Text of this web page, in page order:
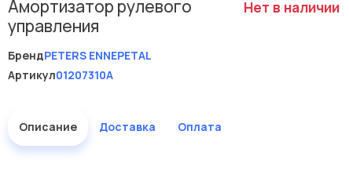
Амортизатор рулевого
управления
БрендPETERS ENNEPETAL
Артикул01207310A
Нет в наличии
Описание Доставка Оплата